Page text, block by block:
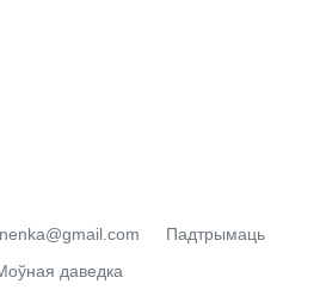
Падтрымаць
даведка